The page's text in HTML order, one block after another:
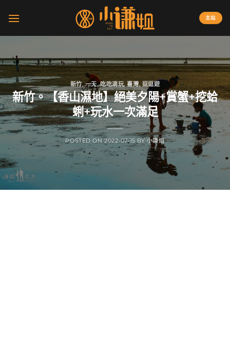
主站
新竹,一天,吃吃滴玩,臺灣, 逗逗遊
新竹。【香山濕地】絕美夕陽+賞蟹+挖蛤
蜊+玩水一次滿足
POSTED ON2022-07-15 BY 小謙姐